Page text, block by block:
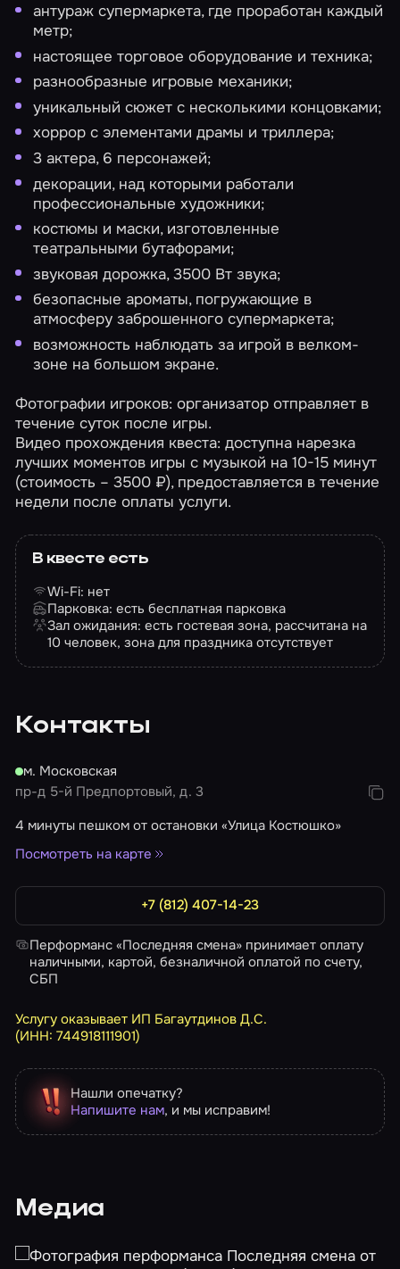
антураж супермаркета, где проработан каждый
метр;
настоящее торговое оборудование и техника;
разнообразные игровые механики;
уникальный сюжет с несколькими концовками;
хоррор с элементами драмы и триллера;
3 актера, 6 персонажей;
декорации, над которыми работали
профессиональные художники;
костюмы и маски, изготовленные
театральными бутафорами;
звуковая дорожка, 3500 Вт звука;
безопасные ароматы, погружающие в
атмосферу заброшенного супермаркета;
возможность наблюдать за игрой в велком-
зоне на большом экране.
Фотографии игроков: организатор отправляет в
течение суток после игры.
Видео прохождения квеста: доступна нарезка
лучших моментов игры с музыкой на 10-15 минут
(стоимость – 3500 ₽), предоставляется в течение
недели после оплаты услуги.
В квесте есть
Wi-Fi: нет
Парковка: есть бесплатная парковка
Зал ожидания: есть гостевая зона, рассчитана на
10 человек, зона для праздника отсутствует
Контакты
м. Московская
пр-д 5-й Предпортовый, д. 3
4 минуты пешком от остановки «Улица Костюшко»
Посмотреть на карте
+7 (812) 407-14-23
Перформанс «Последняя смена» принимает оплату
наличными, картой, безналичной оплатой по счету,
СБП
Услугу оказывает ИП Багаутдинов Д.С.
(ИНН: 744918111901)
Нашли опечатку?
Напишите нам, и мы исправим!
Медиа